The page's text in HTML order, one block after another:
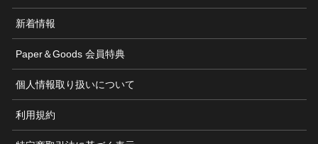
新着情報
Paper＆Goods 会員特典
個人情報取り扱いについて
利用規約